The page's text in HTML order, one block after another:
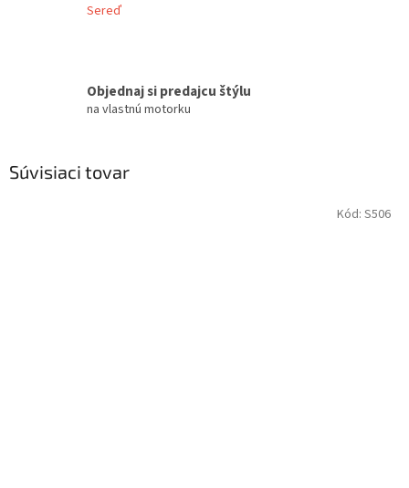
Sereď
Objednaj si predajcu štýlu
na vlastnú motorku
Súvisiaci tovar
Kód: S506